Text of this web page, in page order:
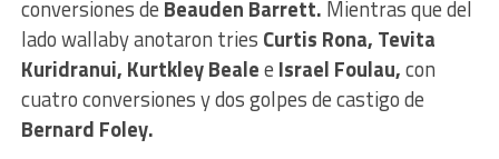
conversiones de Beauden Barrett. Mientras que del
lado wallaby anotaron tries Curtis Rona, Tevita
Kuridranui, Kurtkley Bealee Israel Foulau,con
cuatro conversiones y dos golpes de castigo de
Bernard Foley.